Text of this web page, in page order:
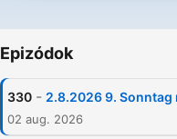
Epizódok
330 - 2.8.2026 9.
02 aug. 2026